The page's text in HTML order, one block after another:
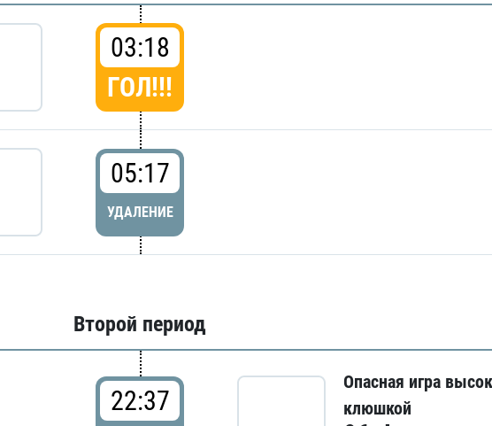
03:18
ГОЛ!!!
05:17
УДАЛЕНИЕ
Второй период
22:37
Опасная игра
клюшкой